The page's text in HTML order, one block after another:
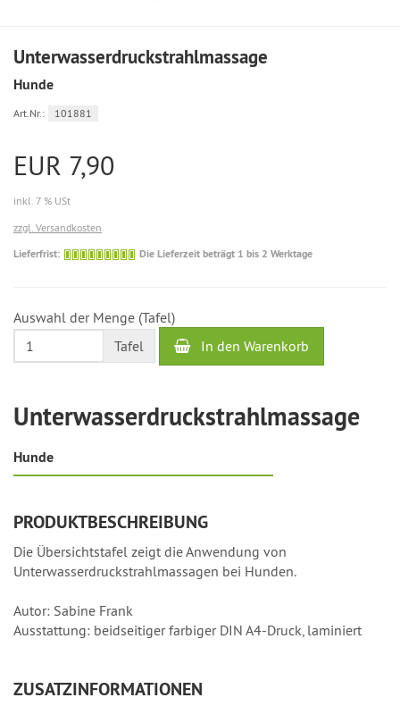
Unterwasserdruckstrahlmassage
Hunde
Art.Nr.: 101881
EUR 7,90
inkl. 7 % USt
zzgl. Versandkosten
Lieferfrist:
Die
bis
2
Werktage
Die Lieferzeit beträgt 1 bis 2 Werktage
Auswahl der Menge (Tafel)
Tafel
In den Warenkorb
Unterwasserdruckstrahlmassage
Hunde
PRODUKTBESCHREIBUNG
Die Übersichtstafel zeigt die Anwendung von
Unterwasserdruckstrahlmassagen bei Hunden.
Autor: Sabine Frank
Ausstattung: beidseitiger farbiger DIN A4-Druck, laminiert
ZUSATZINFORMATIONEN